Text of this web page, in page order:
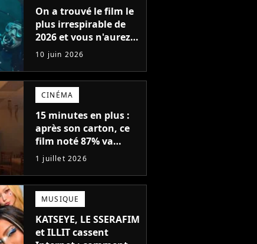
On a trouvé le film le
plus irrespirable de
2026 et vous n'aurez
plus jamais envie de
vous baigner
10 juin 2026
CINÉMA
15 minutes en plus :
après son carton, ce
film noté 87% va
revenir au cinéma
avec une version plus
longue
1 juillet 2026
MUSIQUE
KATSEYE, LE SSERAFIM
et ILLIT cassent